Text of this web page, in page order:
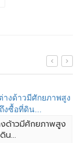
ด้าวมีศักยภาพสูง
น...